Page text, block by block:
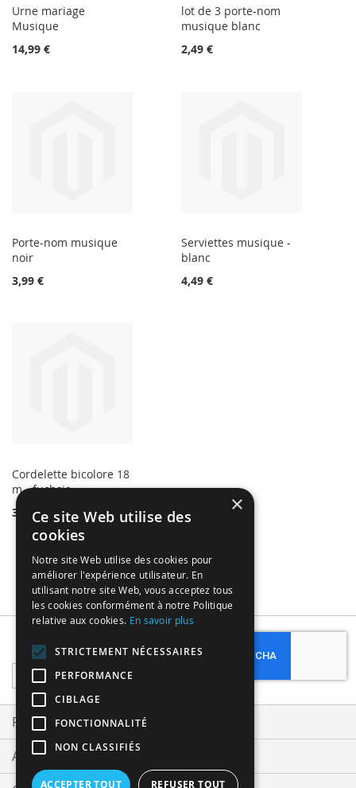
Urne mariage
Musique
14,99 €
lot de 3 porte-nom
musique blanc
2,49 €
Porte-nom musique
noir
3,99 €
Serviettes musique -
blanc
4,49 €
Cordelette bicolore 18
m - fuchsia
3,49 €
Sign
Up
for
Our
Newsletter:
Subscribe
Privacy and Cookie Policy
Advanced Search
×
Ce site Web utilise des
cookies
Notre site Web utilise des cookies pour
améliorer l'expérience utilisateur. En
utilisant notre site Web, vous acceptez tous
les cookies conformément à notre Politique
relative aux cookies. En savoir plus
STRICTEMENT NÉCESSAIRES
PERFORMANCE
CIBLAGE
FONCTIONNALITÉ
NON CLASSIFIÉS
ACCEPTER TOUT REFUSER TOUT